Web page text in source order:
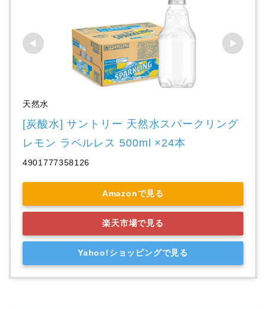
天然水
[炭酸水] サントリー 天然水スパークリング
レモン ラベルレス 500ml ×24本
4901777358126
Amazonで見る
楽天市場で見る
Yahoo!ショッピングで見る